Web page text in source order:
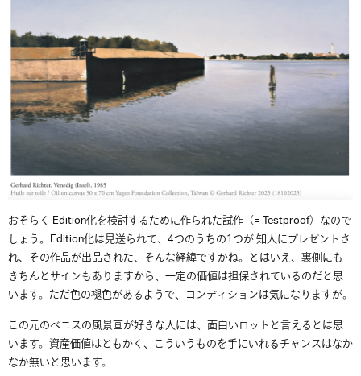
おそらく Edition化を検討するために作られた試作（= Testproof）なので
しょう。Edition化は見送られて、4つのうちの1つが 知人にプレゼントさ
れ、その作品が出品された、そんな経緯ですかね。とはいえ、裏側にも
きちんとサインもありますから、一定の価値は担保されているのだと思
います。ただ色の褪色があるようで、コンディションは気になりますが。
この元のベニスの風景画が好きな人には、面白いロットと言えるとは思
います。資産価値はともかく、こういうものを手にいれるチャンスはなか
なか無いと思います。